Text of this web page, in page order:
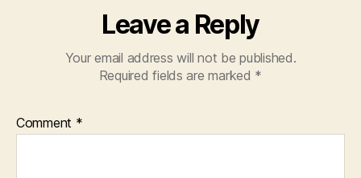
Leave a Reply
Your email address will not be published.
Required fields are marked *
Comment *